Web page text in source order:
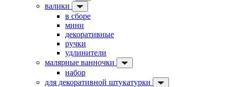
валики
в сборе
мини
декоративные
ручки
удлинители
малярные ванночки
набор
для декоративной штукатурки